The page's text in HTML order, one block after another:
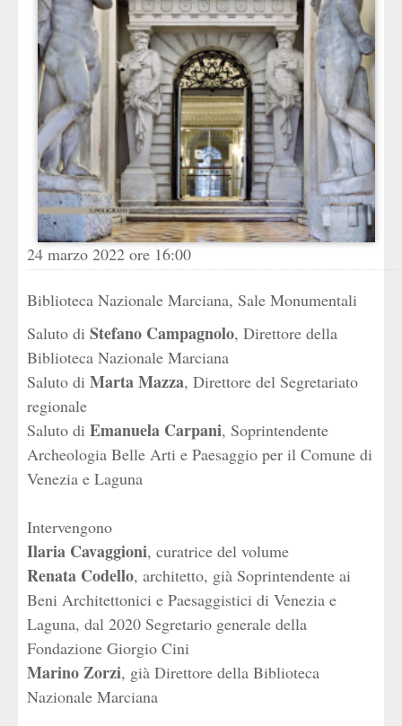
24 marzo 2022 ore 16:00
Biblioteca Nazionale Marciana, Sale Monumentali
Saluto di Stefano Campagnolo, Direttore della
Biblioteca Nazionale Marciana
Saluto di Marta Mazza, Direttore del Segretariato
regionale
Saluto di Emanuela Carpani, Soprintendente
Archeologia Belle Arti e Paesaggio per il Comune di
Venezia e Laguna
Intervengono
Ilaria Cavaggioni, curatrice del volume
Renata Codello, architetto, già Soprintendente ai
Beni Architettonici e Paesaggistici di Venezia e
Laguna, dal 2020 Segretario generale della
Fondazione Giorgio Cini
Marino Zorzi, già Direttore della Biblioteca
Nazionale Marciana